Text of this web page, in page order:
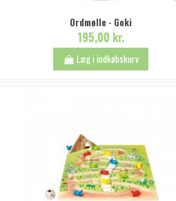
Ordmølle - Goki
195,00 kr.
Læg i indkøbskurv